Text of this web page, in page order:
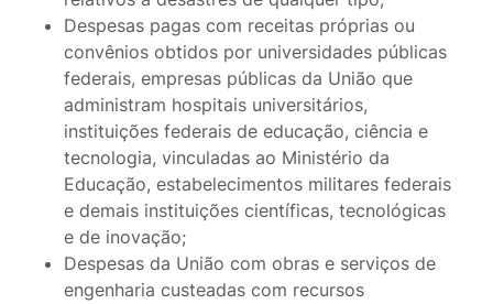
Despesas pagas com receitas próprias ou
convênios obtidos por universidades públicas
federais, empresas públicas da União que
administram hospitais universitários,
instituições federais de educação, ciência e
tecnologia, vinculadas ao Ministério da
Educação, estabelecimentos militares federais
e demais instituições científicas, tecnológicas
e de inovação;
Despesas da União com obras e serviços de
engenharia custeadas com recursos